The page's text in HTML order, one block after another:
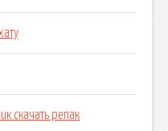
скачать репак